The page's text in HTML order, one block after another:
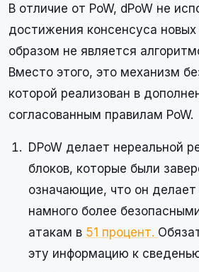
В отличие от PoW, dPoW не
достижения консенсуса
образом не является
Вместо этого, это механизм
которой реализован в
согласованным правилам PoW.
DPoW делает нереальной
блоков, которые были
означающие, что он делает
намного более
атакам в 51 процент.
эту информацию к